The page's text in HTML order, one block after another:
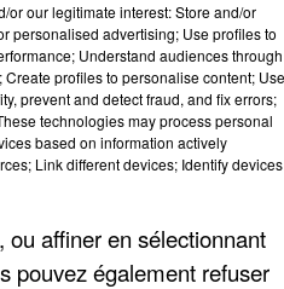
qui
se faire
mais aussi
our legitimate interest: Store and/or
personalised advertising; Use profiles to
Understand audiences through
profiles to personalise content; Use
prevent and detect fraud, and fix errors;
technologies may process personal
based on information actively
Link different devices; Identify devices
affiner en sélectionnant
pouvez également refuser